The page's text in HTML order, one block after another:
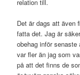
relation till.
Det är dags att även
fatta det. Jag är
obehag inför
var fler än jag som
på att det finns de